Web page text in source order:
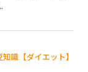
知識【ダイエット】